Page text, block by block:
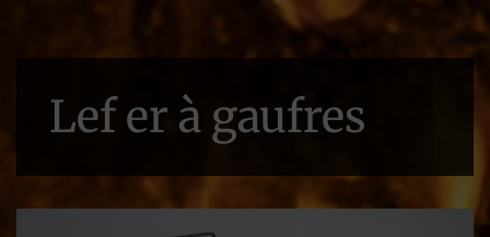
Lef er à gaufres